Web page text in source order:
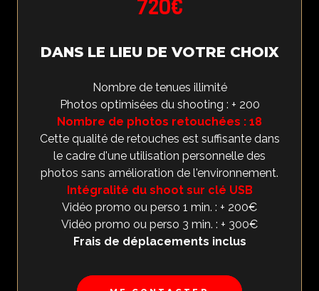
720€
DANS LE LIEU DE VOTRE CHOIX
Nombre de tenues illimité
Photos optimisées du shooting : + 200
Nombre de photos retouchées : 18
Cette qualité de retouches est suffisante dans
le cadre d'une utilisation personnelle des
photos sans amélioration de l'environnement.
Intégralité du shoot sur clé USB
Vidéo promo ou perso 1 min. : + 200€
Vidéo promo ou perso 3 min. : + 300€
Frais de déplacements inclus